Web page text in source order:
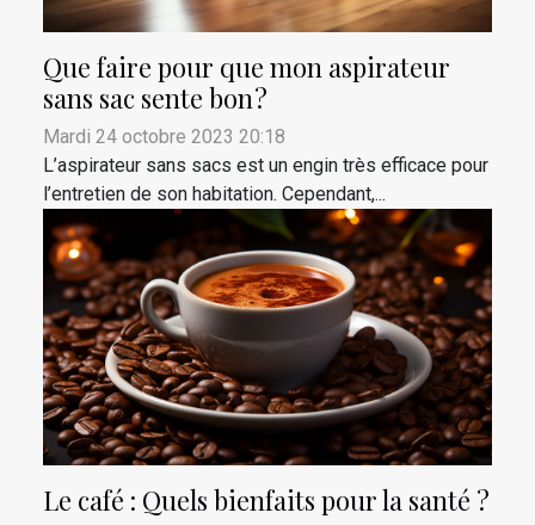
Que faire pour que mon aspirateur
sans sac sente bon ?
Mardi 24 octobre 2023 20:18
L’aspirateur sans sacs est un engin très efficace pour
l’entretien de son habitation. Cependant,...
Le café : Quels bienfaits pour la santé ?